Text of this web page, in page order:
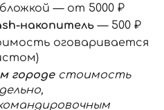
— от 5000 ₽
накопитель — 500 ₽
оговаривается
городе стоимость